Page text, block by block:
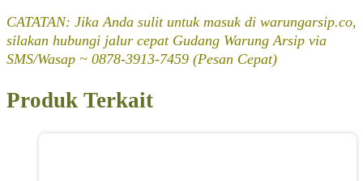
CATATAN: Jika Anda sulit untuk masuk di warungarsip.co,
silakan hubungi jalur cepat Gudang Warung Arsip via
SMS/Wasap ~ 0878-3913-7459 (Pesan Cepat)
Produk Terkait